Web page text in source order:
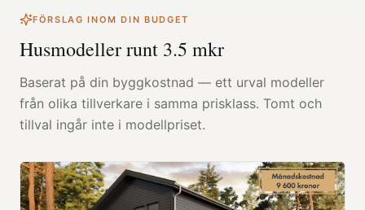
FÖRSLAG INOM DIN BUDGET
Husmodeller runt 3.5 mkr
Baserat på din byggkostnad — ett urval modeller
från olika tillverkare i samma prisklass. Tomt och
tillval ingår inte i modellpriset.